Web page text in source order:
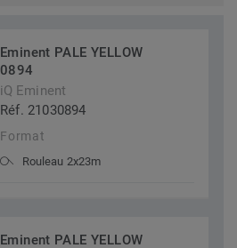
Eminent PALE YELLOW
0894
iQ Eminent
Réf. 21030894
Format
Rouleau 2x23m
Eminent PALE YELLOW